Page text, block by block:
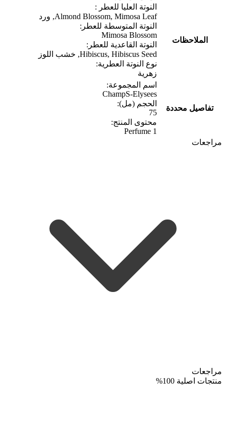
الملاحظات
النوتة العليا للعطر :
Almond Blossom, Mimosa Leaf, ورد
النوتة المتوسطة للعطر:
Mimosa Blossom
النوتة القاعدية للعطر:
Hibiscus, Hibiscus Seed, خشب اللوز
نوع النوتة العطرية:
زهرية
تفاصيل محددة
اسم المجموعة:
ChampS-Elysees
الحجم (مل):
75
محتوى المنتج:
1 Perfume
مراجعات
مراجعات
منتجات اصلية 100%